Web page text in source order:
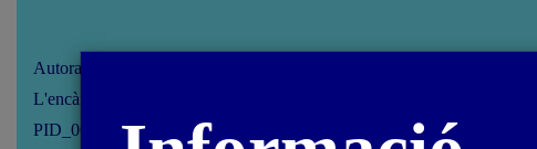
Autora: Francesco Giaveri
L'encàrrec i la creació d'aquest material docent han estat coordinats per
PID_00283060